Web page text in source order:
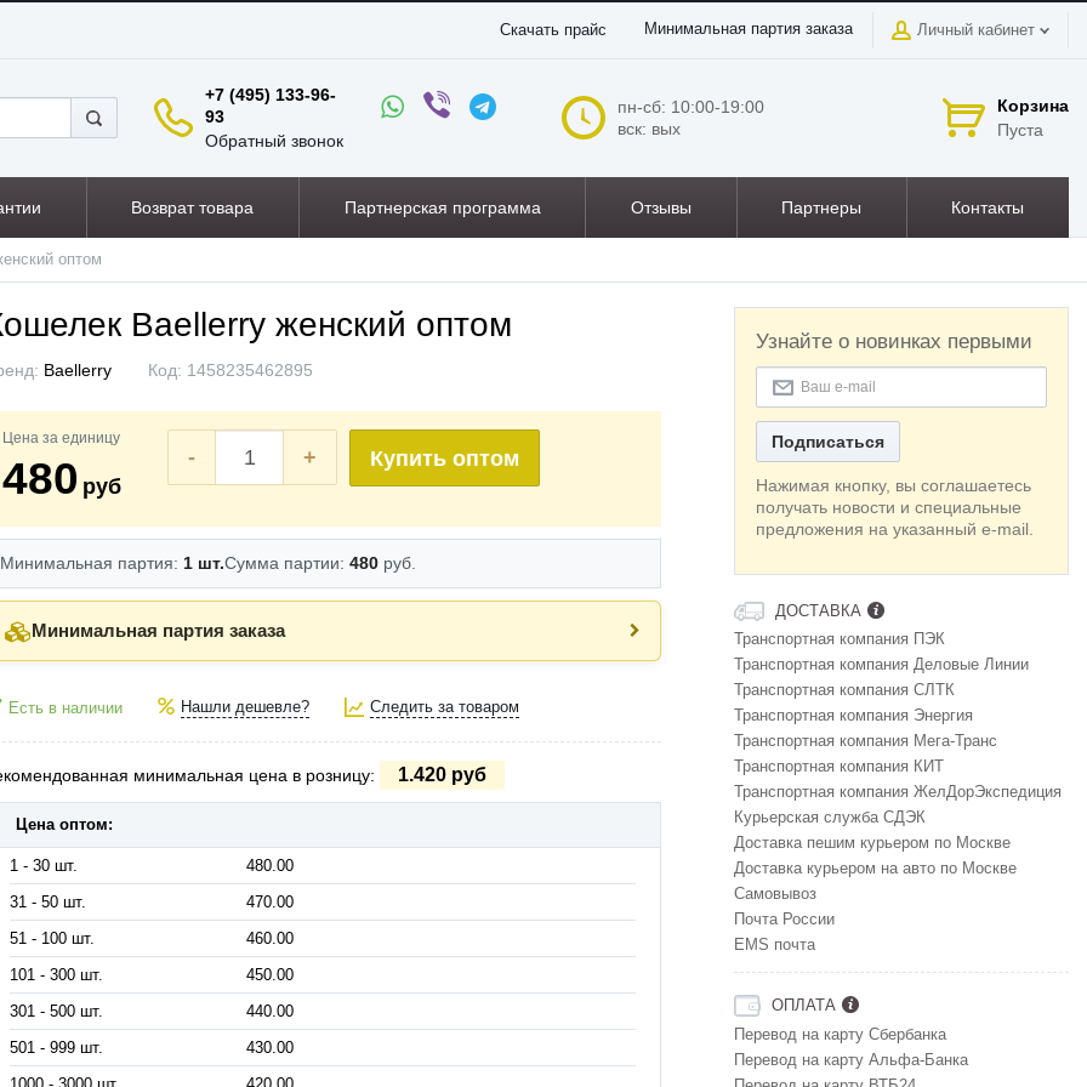
Скачать прайс Минимальная партия заказа Личный кабинет
+7 (495) 133-96-
93
Обратный звонок
пн-сб: 10:00-19:00
вск: вых
Корзина
Пуста
Возврат товара Партнерская программа Отзывы Партнеры Контакты
оптом
Baellerry женский оптом
Baellerry Код: 1458235462895
Цена за единицу
480 руб
- + Купить оптом
Минимальная партия: 1 шт.Сумма партии: 480 руб.
Минимальная партия заказа
Есть в наличии Нашли дешевле? Следить за товаром
минимальная цена в розницу: 1.420 руб
Цена оптом:
1 - 30 шт.
480.00
31 - 50 шт.
470.00
51 - 100 шт.
460.00
101 - 300 шт.
450.00
301 - 500 шт.
440.00
501 - 999 шт.
430.00
Узнайте о новинках первыми
Подписаться
Нажимая кнопку, вы соглашаетесь
получать новости и специальные
предложения на указанный e-mail.
ДОСТАВКА
Транспортная компания ПЭК
Транспортная компания Деловые Линии
Транспортная компания СЛТК
Транспортная компания Энергия
Транспортная компания Мега-Транс
Транспортная компания КИТ
Транспортная компания ЖелДорЭкспедиция
Курьерская служба СДЭК
Доставка пешим курьером по Москве
Доставка курьером на авто по Москве
Самовывоз
Почта России
EMS почта
ОПЛАТА
Перевод на карту Сбербанка
Перевод на карту Альфа-Банка